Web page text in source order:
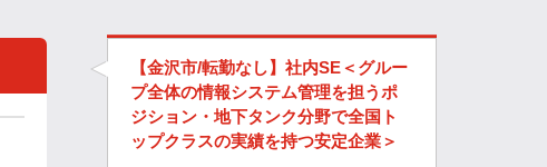
【金沢市/転勤なし】社内SE＜グルー
プ全体の情報システム管理を担うポ
ジション・地下タンク分野で全国ト
ップクラスの実績を持つ安定企業＞